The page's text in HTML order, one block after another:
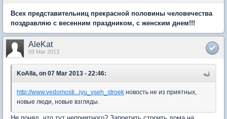
Всех представительниц прекрасной половины человечества
поздравляю с весенним праздником, с женским днем!!!
AleKat
09 Mar 2013
KoAlla, on 07 Mar 2013 - 22:46:
http://www.vedomosti...iyu_vseh_stroek новость не из приятных,
новые люди, новые взгляды.